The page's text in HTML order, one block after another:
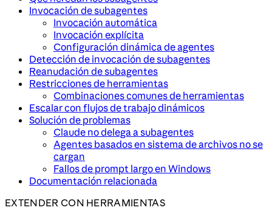
Invocación de subagentes
Invocación automática
Invocación explícita
Configuración dinámica de agentes
Detección de invocación de subagentes
Reanudación de subagentes
Restricciones de herramientas
Combinaciones comunes de herramientas
Escalar con flujos de trabajo dinámicos
Solución de problemas
Claude no delega a subagentes
Agentes basados en sistema de archivos no se
cargan
Fallos de prompt largo en Windows
Documentación relacionada
EXTENDER CON HERRAMIENTAS